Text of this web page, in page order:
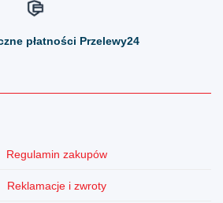
płatności Przelewy24
Regulamin zakupów
Reklamacje i zwroty